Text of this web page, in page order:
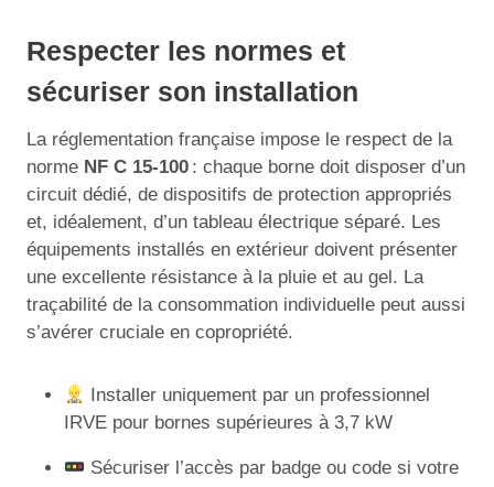
Respecter les normes et
sécuriser son installation
La réglementation française impose le respect de la
norme NF C 15-100 : chaque borne doit disposer d’un
circuit dédié, de dispositifs de protection appropriés
et, idéalement, d’un tableau électrique séparé. Les
équipements installés en extérieur doivent présenter
une excellente résistance à la pluie et au gel. La
traçabilité de la consommation individuelle peut aussi
s’avérer cruciale en copropriété.
Installer uniquement par un professionnel
IRVE pour bornes supérieures à 3,7 kW
Sécuriser l’accès par badge ou code si votre